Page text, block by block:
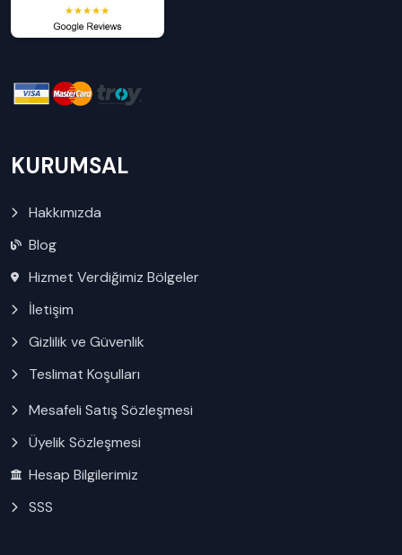
KURUMSAL
Hakkımızda
Blog
Hizmet Verdiğimiz Bölgeler
İletişim
Gizlilik ve Güvenlik
Teslimat Koşulları
Mesafeli Satış Sözleşmesi
Üyelik Sözleşmesi
Hesap Bilgilerimiz
SSS